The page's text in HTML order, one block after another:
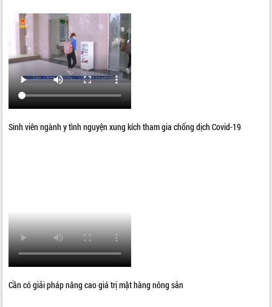
Sinh viên ngành y tình nguyện xung kích tham gia chống dịch Covid-19
Cần có giải pháp nâng cao giá trị mặt hàng nông sản